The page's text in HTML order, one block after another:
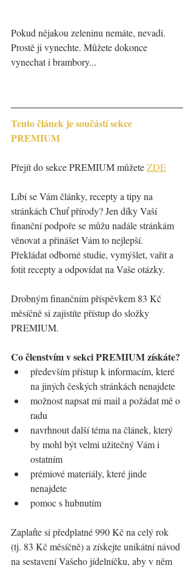
Pokud nějakou zeleninu nemáte, nevadí.
Prostě ji vynechte. Můžete dokonce
vynechat i brambory...
Tento článek je součástí sekce
PREMIUM
Přejít do sekce PREMIUM můžete ZDE
Líbí se Vám články, recepty a tipy na
stránkách Chuť přírody? Jen díky Vaší
finanční podpoře se můžu nadále stránkám
věnovat a přinášet Vám to nejlepší.
Překládat odborné studie, vymýšlet, vařit a
fotit recepty a odpovídat na Vaše otázky.
Drobným finančním příspěvkem 83 Kč
měsíčně si zajistíte přístup do složky
PREMIUM.
Co členstvím v sekci PREMIUM získáte?
především přístup k informacím, které
na jiných českých stránkách nenajdete
možnost napsat mi mail a požádat mě o
radu
navrhnout další téma na článek, který
by mohl být velmi užitečný Vám i
ostatním
prémiové materiály, které jinde
nenajdete
pomoc s hubnutím
Zaplaťte si předplatné 990 Kč na celý rok
(tj. 83 Kč měsíčně) a získejte unikátní návod
na sestavení Vašeho jídelníčku, aby v něm